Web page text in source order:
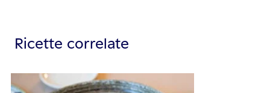
Ricette correlate